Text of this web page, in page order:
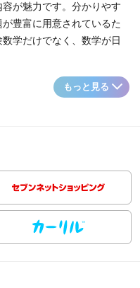
が魅力です。分かりやす
豊富に用意されているた
学だけでなく、数学が日
もっと見る